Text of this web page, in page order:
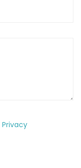
Privacy